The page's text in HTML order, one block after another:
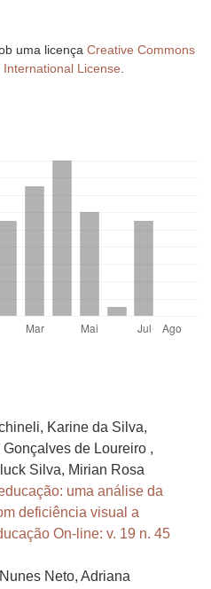
uma licença Creative Commons
License.
Karine da Silva,
de Loureiro ,
Silva, Mirian Rosa
uma análise da
deficiência visual a
On-line: v. 19 n. 45
Neto, Adriana